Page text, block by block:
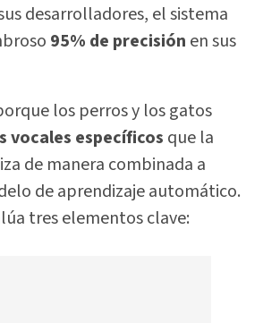
desarrolladores, el sistema
95% de precisión en sus
los perros y los gatos
vocales específicos que la
de manera combinada a
de aprendizaje automático.
tres elementos clave: